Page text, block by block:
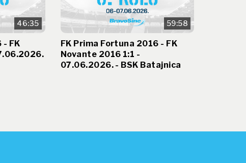
46:35
- FK
59:58
FK Prima Fortuna 2016 - FK
Novante 2016 1:1 -
07.06.2026. - BSK Batajnica